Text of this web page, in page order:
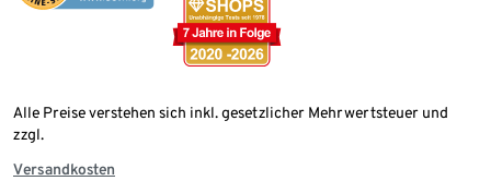
Alle Preise verstehen sich inkl. gesetzlicher Mehrwertsteuer und
zzgl.
Versandkosten